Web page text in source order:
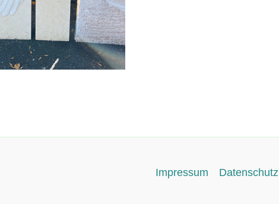
Impressum Datenschutz